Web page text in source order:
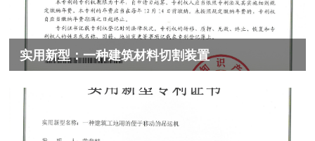
实用新型：一种建筑材料切割装置